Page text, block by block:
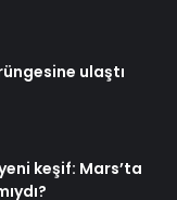
ulaştı
keşif: Mars’ta